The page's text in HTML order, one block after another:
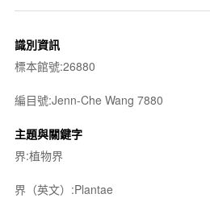
識別資訊
標本館號:26880
編目號:Jenn-Che Wang 7880
主題與關鍵字
界:植物界
界（英文）:Plantae